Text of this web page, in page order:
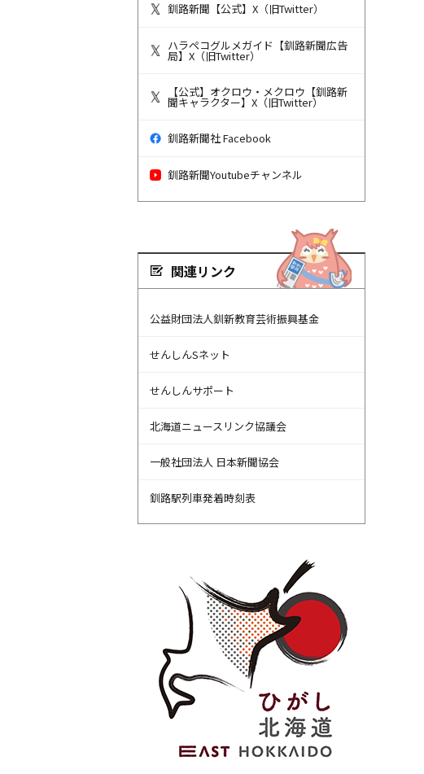
釧路新聞【公式】X（旧Twitter）
ハラペコグルメガイド【釧路新聞広告
局】X（旧Twitter）
【公式】オクロウ・メクロウ【釧路新
聞キャラクター】X（旧Twitter）
釧路新聞社 Facebook
釧路新聞Youtubeチャンネル
関連リンク
公益財団法人釧新教育芸術振興基金
せんしんSネット
せんしんサポート
北海道ニュースリンク協議会
一般社団法人 日本新聞協会
釧路駅列車発着時刻表